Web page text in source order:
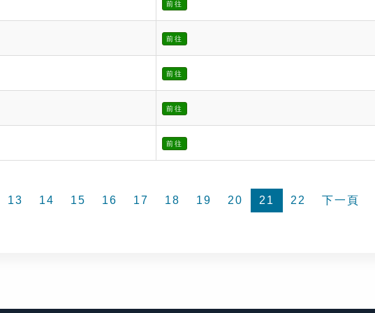
前往
前往
前往
前往
前往
13 14 15 16 17 18 19 20 21 22 下一頁